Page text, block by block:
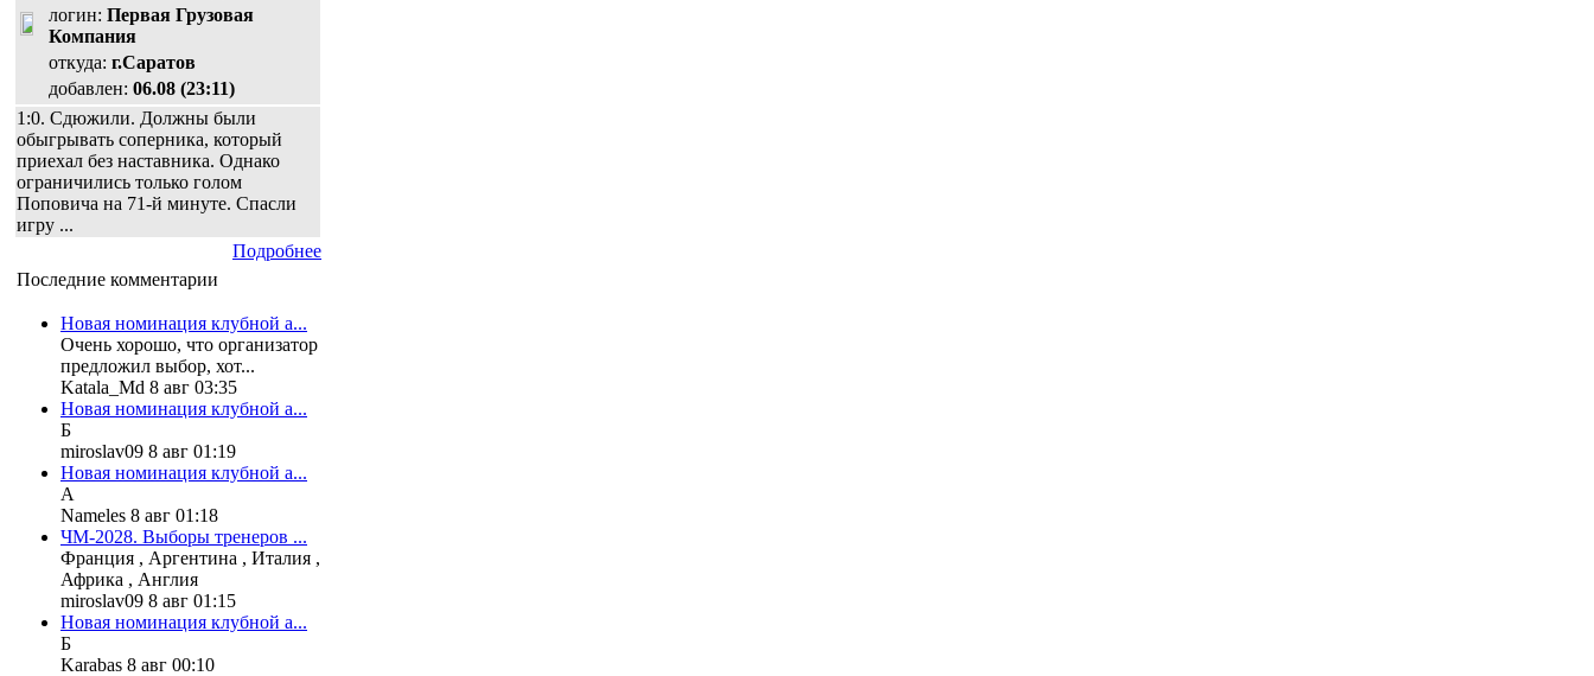
логин: Первая Грузовая
Компания
откуда: г.Саратов
добавлен: 06.08 (23:11)
1:0. Сдюжили. Должны были
обыгрывать соперника, который
приехал без наставника. Однако
ограничились только голом
Поповича на 71-й минуте. Спасли
игру ...
Подробнее
Последние комментарии
Новая номинация клубной а...
Очень хорошо, что организатор
предложил выбор, хот...
Katala_Md 8 авг 03:35
Новая номинация клубной а...
Б
miroslav09 8 авг 01:19
Новая номинация клубной а...
А
Nameles 8 авг 01:18
ЧМ-2028. Выборы тренеров ...
Франция , Аргентина , Италия ,
Африка , Англия
miroslav09 8 авг 01:15
Новая номинация клубной а...
Б
Karabas 8 авг 00:10